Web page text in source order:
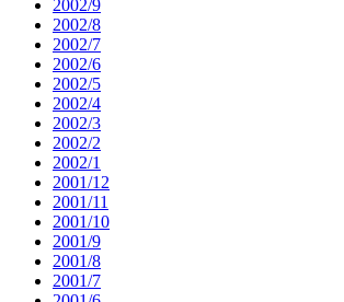
2002/9
2002/8
2002/7
2002/6
2002/5
2002/4
2002/3
2002/2
2002/1
2001/12
2001/11
2001/10
2001/9
2001/8
2001/7